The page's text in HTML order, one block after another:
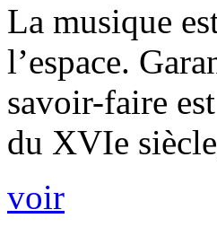
La musique
l’espace.
savoir-faire
du XVIe
voir